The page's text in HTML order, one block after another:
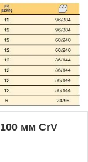
мм CrV